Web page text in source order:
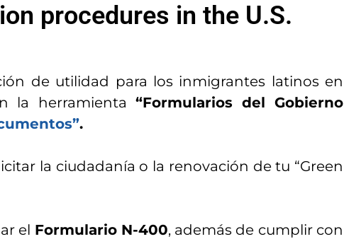
procedures in the U.S.
de utilidad para los inmigrantes latinos en
la herramienta “Formularios del Gobierno
.
la ciudadanía o la renovación de tu “Green
el Formulario N-400, además de cumplir con